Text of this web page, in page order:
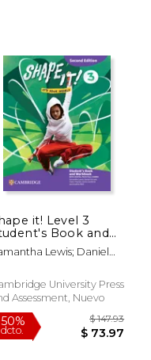
50%
dcto.
it! Level 3
Book and
With
Pack Full
(en Inglés)
Lewis; Daniel
Cornford; Andrew
University Press
Assessment, Nuevo